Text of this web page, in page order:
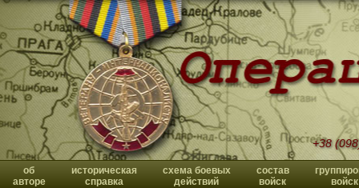
+38
об
авторе
историческая
справка
схема боевых
действий
состав
войск
войск